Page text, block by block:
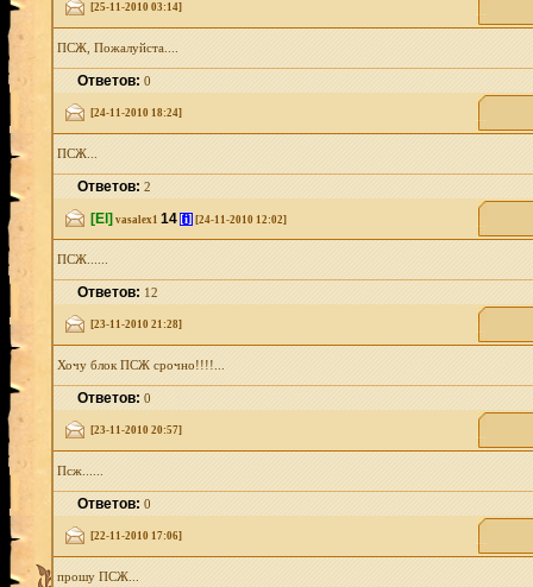
[25-11-2010 03:14]
ПСЖ, Пожалуйста....
Ответов:0
[24-11-2010 18:24]
ПСЖ...
Ответов:2
[El] vasalex1 14 [i] [24-11-2010 12:02]
ПСЖ......
Ответов:12
[23-11-2010 21:28]
Хочу блок ПСЖ срочно!!!!...
Ответов:0
[23-11-2010 20:57]
Псж......
Ответов:0
[22-11-2010 17:06]
прошу ПСЖ...